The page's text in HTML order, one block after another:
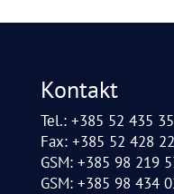
Kontakt
Tel.: +385 52 435
Fax: +385 52 428
GSM: +385 98 219
GSM: +385 98 434